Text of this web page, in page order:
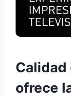
Calidad
ofrece